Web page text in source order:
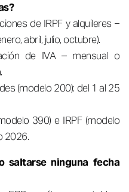
de IRPF y alquileres –
abril, julio, octubre).
de IVA – mensual o
(modelo 200): del 1 al 25
390) e IRPF (modelo
2026.
saltarse ninguna fecha